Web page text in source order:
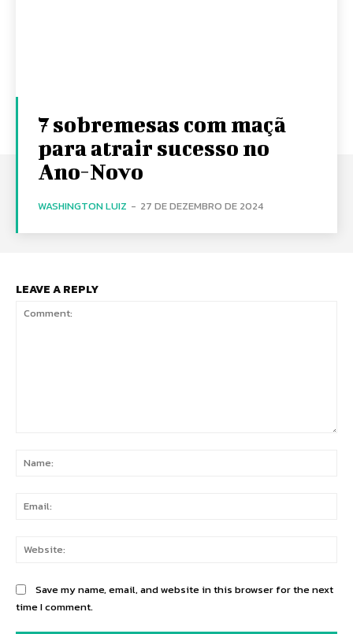
7 sobremesas com maçã
para atrair sucesso no
Ano-Novo
WASHINGTON LUIZ - 27 DE DEZEMBRO DE 2024
LEAVE A REPLY
Save my name, email, and website in this browser for the next
time I comment.